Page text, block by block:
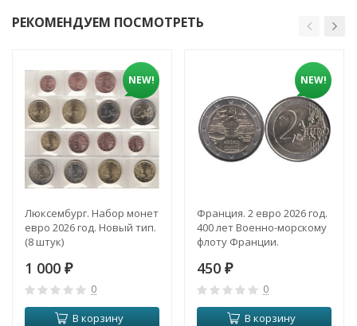
РЕКОМЕНДУЕМ ПОСМОТРЕТЬ
NEW!
Люксембург. Набор монет
евро 2026 год. Новый тип.
(8 штук)
1 000 ₽
0
В корзину
NEW!
Франция. 2 евро 2026 год.
400 лет Военно-морскому
флоту Франции.
450 ₽
0
В корзину